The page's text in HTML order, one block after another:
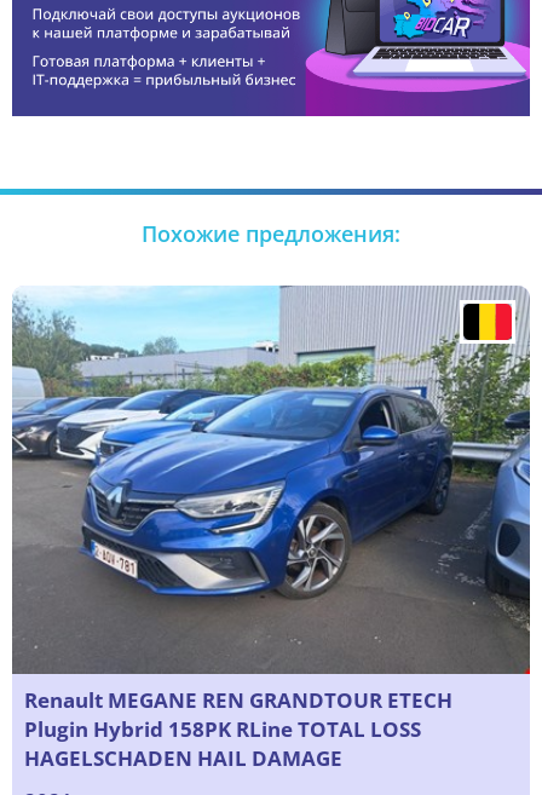
Похожие предложения:
Renault MEGANE REN GRANDTOUR ETECH
Plugin Hybrid 158PK RLine TOTAL LOSS
HAGELSCHADEN HAIL DAMAGE